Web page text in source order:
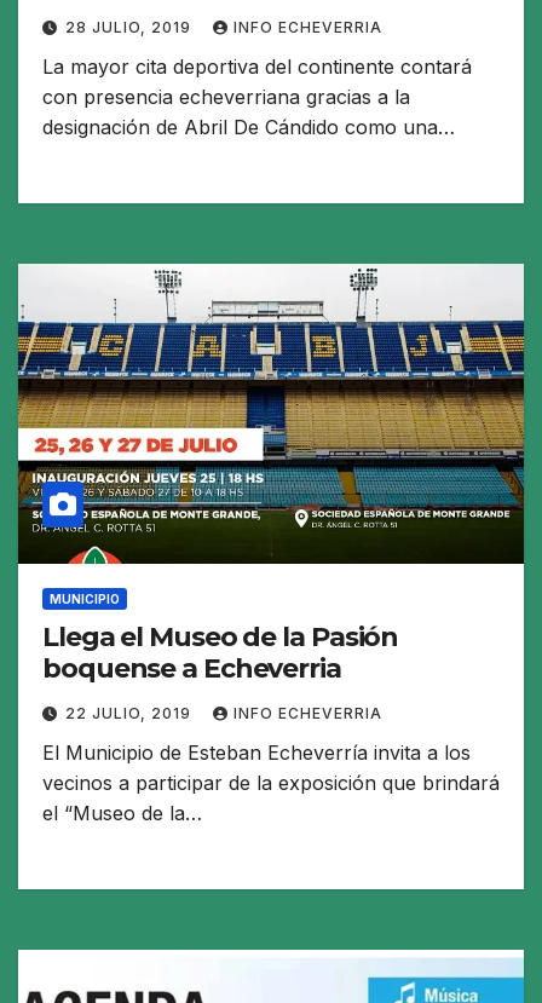
28 JULIO, 2019 INFO ECHEVERRIA
La mayor cita deportiva del continente contará
con presencia echeverriana gracias a la
designación de Abril De Cándido como una…
MUNICIPIO
Llega el Museo de la Pasión
boquense a Echeverria
22 JULIO, 2019 INFO ECHEVERRIA
El Municipio de Esteban Echeverría invita a los
vecinos a participar de la exposición que brindará
el “Museo de la…